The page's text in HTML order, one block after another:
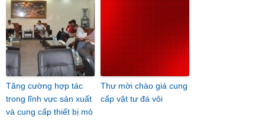
Tăng cường hợp tác
trong lĩnh vực sản xuất
và cung cấp thiết bị mỏ
Thư mời chào giá cung
cấp vật tư đá vôi